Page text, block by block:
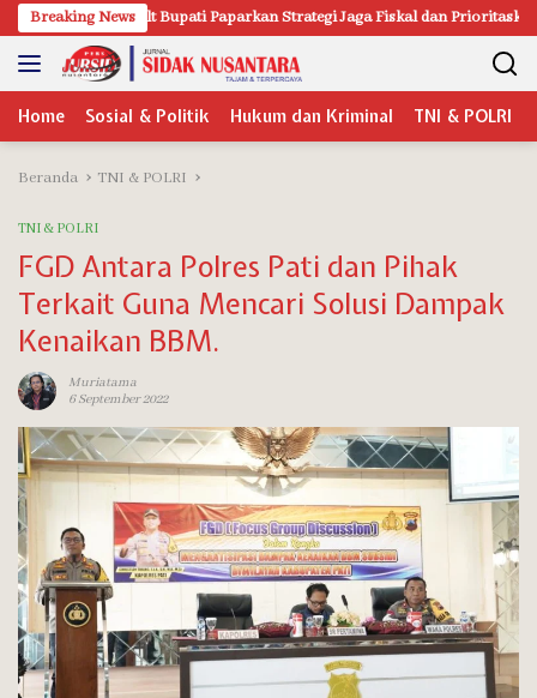
Langsung
ke
konten
Breaking News
Paparkan Strategi Jaga Fiskal dan Prioritaskan Pelayanan Publik
Home Sosial & Politik Hukum dan Kriminal TNI & POLRI
Beranda TNI & POLRI
TNI & POLRI
FGD Antara Polres Pati dan Pihak
Terkait Guna Mencari Solusi Dampak
Kenaikan BBM.
Muriatama
6 September 2022